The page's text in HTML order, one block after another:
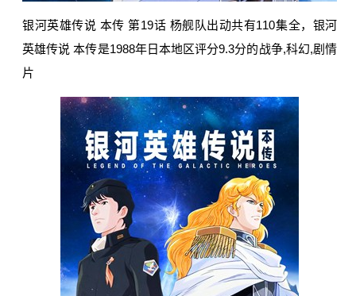
银河英雄传说 本传 第19话 杨舰队出动共有110集全，银河
英雄传说 本传是1988年日本地区评分9.3分的战争,科幻,剧情
片